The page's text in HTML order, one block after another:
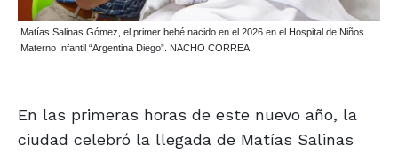
Matías Salinas Gómez, el primer bebé nacido en el 2026 en el Hospital de Niños
Materno Infantil “Argentina Diego”. NACHO CORREA
En las primeras horas de este nuevo año, la
ciudad celebró la llegada de Matías Salinas